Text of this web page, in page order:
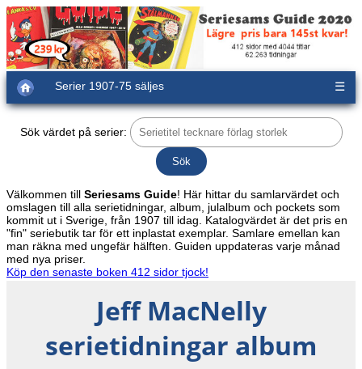
Serier 1907-75 säljes ☰
Sök värdet på serier:
Välkommen till Seriesams Guide! Här hittar du samlarvärdet och
omslagen till alla serietidningar, album, julalbum och pockets som
kommit ut i Sverige, från 1907 till idag. Katalogvärdet är det pris en
"fin" seriebutik tar för ett inplastat exemplar. Samlare emellan kan
man räkna med ungefär hälften. Guiden uppdateras varje månad
med nya priser.
Köp den senaste boken 412 sidor tjock!
Jeff MacNelly
serietidningar album